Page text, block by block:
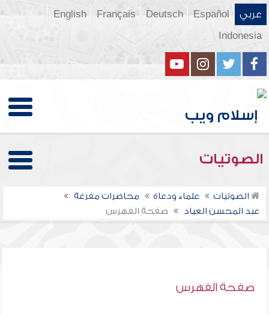
عربي Español
Deutsch
Français
English
Indonesia
الصوتيات
الصوتيات علماء ودعاة
محاضرات مفرغة
عبد المحسن العباد
صفحة الفهرس
صفحة الفهرس